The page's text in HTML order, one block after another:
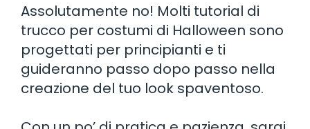
Assolutamente no! Molti tutorial di
trucco per costumi di Halloween sono
progettati per principianti e ti
guideranno passo dopo passo nella
creazione del tuo look spaventoso.